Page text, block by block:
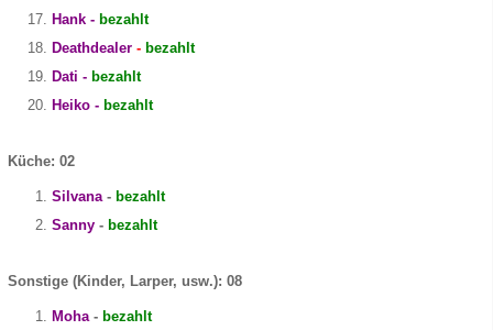
Hank - bezahlt
Deathdealer - bezahlt
Dati - bezahlt
Heiko - bezahlt
Küche: 02
Silvana- bezahlt
Sanny - bezahlt
Sonstige (Kinder, Larper, usw.): 08
Moha- bezahlt